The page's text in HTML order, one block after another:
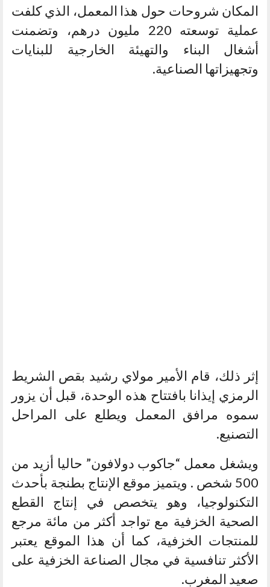
المكان شروحات حول هذا المعمل، الذي كلفت
عملية توسعته 220 مليون درهم، وتضمنت
أشغال البناء والتهيئة الخارجية للبنايات
وتجهيزاتها الصناعية.
إثر ذلك، قام الأمير مولاي رشيد بقص الشريط
الرمزي إيذانا بافتتاح هذه الوحدة، قبل أن يزور
سموه مرافق المعمل ويطلع على المراحل
التصنيع.
ويشغل معمل “جاكوب دولافون” حاليا أزيد من
500 شخص . ويتميز موقع الإنتاج بطنجة بأحدث
التكنولوجيا، وهو يتخصص في إنتاج القطع
الصحية الخزفية مع تواجد أكثر من مائة مرجع
للمنتجات الخزفية، كما أن هذا الموقع يعتبر
الأكثر تنافسية في مجال الصناعة الخزفية على
صعيد المغرب.